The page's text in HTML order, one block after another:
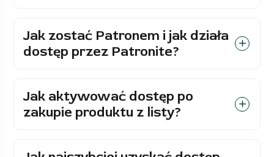
Jak zostać Patronem i jak działa
dostęp przez Patronite?
Jak aktywować dostęp po
zakupie produktu z listy?